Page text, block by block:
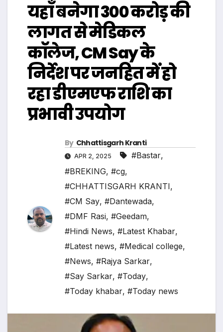
यहाँ बनेगा 300 करोड़ की
लागत से मेडिकल
कॉलेज, CM Say के
निर्देश पर जनहित में हो
रहा डीएमएफ राशि का
प्रभावी उपयोग
By Chhattisgarh Kranti
APR 2, 2025 #Bastar,
#BREKING, #cg,
#CHHATTISGARH KRANTI,
#CM Say, #Dantewada,
#DMF Rasi, #Geedam,
#Hindi News, #Latest Khabar,
#Latest news, #Medical college,
#News, #Rajya Sarkar,
#Say Sarkar, #Today,
#Today khabar, #Today news